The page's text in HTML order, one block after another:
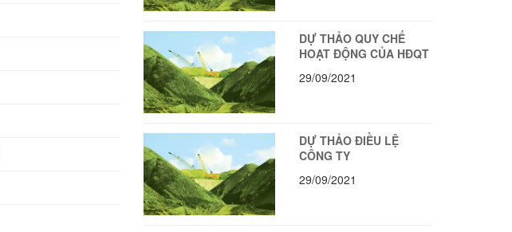
DỰ THẢO QUY CHẾ
HOẠT ĐỘNG CỦA HĐQT
29/09/2021
DỰ THẢO ĐIỀU LỆ
CÔNG TY
29/09/2021